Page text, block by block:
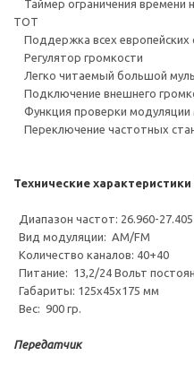
Таймер ограничения времени
ТОТ
Поддержка всех европейских
Регулятор громкости
Легко читаемый большой
Подключение внешнего
Функция проверки
Переключение частотных
Технические
Диапазон частот: 26.960-
Вид модуляции: AM/FM
Количество каналов: 40+40
Питание: 13,2/24 Вольт
Габариты: 125x45x175 мм
Вес: 900 гр.
Передатчик